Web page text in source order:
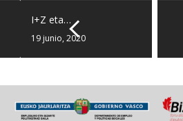
I+Z eta…
19 junio, 2020